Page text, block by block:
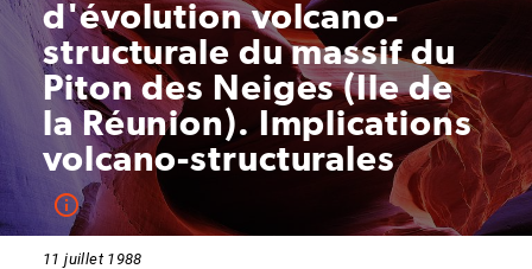
d'évolution volcano-
structurale du massif du
Piton des Neiges (Ile de
la Réunion). Implications
volcano-structurales
11 juillet 1988